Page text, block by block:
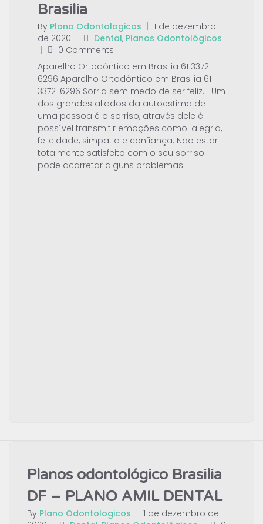
Brasilia
By Plano Odontologicos
1 de dezembro
de 2020
Dental, Planos Odontológicos
0 Comments
Aparelho Ortodôntico em Brasilia 61 3372-
6296 Aparelho Ortodôntico em Brasilia 61
3372-6296 Sorria sem medo de ser feliz. Um
dos grandes aliados da autoestima de
uma pessoa é o sorriso, através dele é
possível transmitir emoções como: alegria,
felicidade, simpatia e confiança. Não estar
totalmente satisfeito com o seu sorriso
pode acarretar alguns problemas
Planos odontológico Brasilia
DF – PLANO AMIL DENTAL
By Plano Odontologicos | 1 de dezembro de